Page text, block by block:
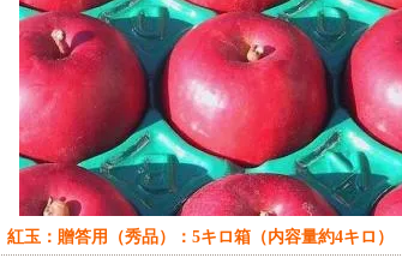
紅玉：贈答用（秀品）：5キロ箱（内容量約4キロ）